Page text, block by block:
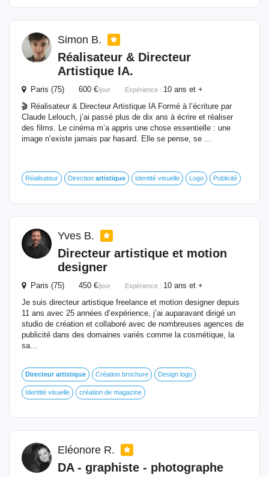
Simon B.
Réalisateur & Directeur
Artistique IA.
Paris (75) 600 €/jour Expérience : 10 ans et +
🎬 Réalisateur & Directeur Artistique IA Formé à l’écriture par
Claude Lelouch, j’ai passé plus de dix ans à écrire et réaliser
des films. Le cinéma m’a appris une chose essentielle : une
image n’existe jamais par hasard. Elle se pense, se ...
Réalisateur Direction artistique Identité visuelle Logo Publicité
Yves B.
Directeur artistique et motion
designer
Paris (75) 450 €/jour Expérience : 10 ans et +
Je suis directeur artistique freelance et motion designer depuis
11 ans avec 25 années d’expérience, j’ai auparavant dirigé un
studio de création et collaboré avec de nombreuses agences de
publicité dans des domaines variés comme la cosmétique, la
sa...
Directeur artistique Création brochure Design logo
Identité visuelle création de magazine
Eléonore R.
DA - graphiste - photographe